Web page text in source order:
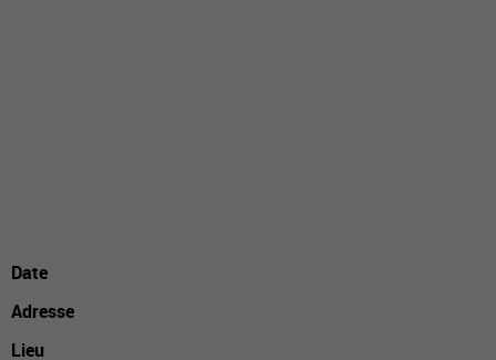
Date
Adresse
Lieu